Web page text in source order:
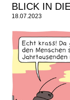
BLICK IN
18.07.2023